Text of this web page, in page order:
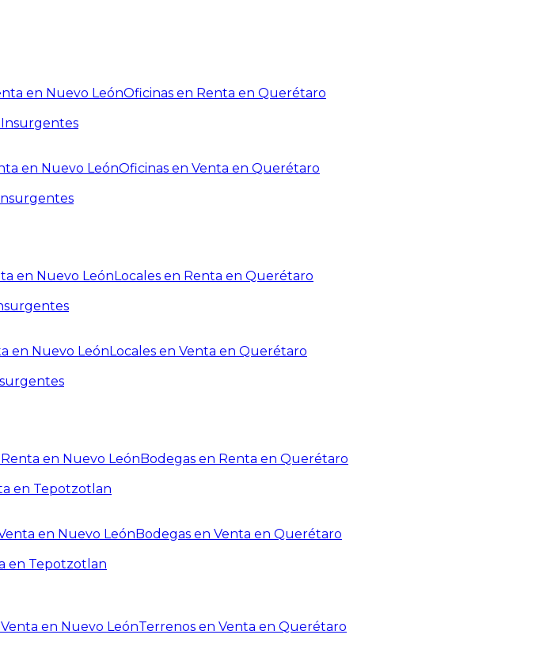
en Nuevo LeónOficinas en Renta en Querétaro
en Nuevo LeónOficinas en Venta en Querétaro
en Nuevo LeónLocales en Renta en Querétaro
en Nuevo LeónLocales en Venta en Querétaro
en Nuevo LeónBodegas en Renta en Querétaro
en Tepotzotlan
en Nuevo LeónBodegas en Venta en Querétaro
en Tepotzotlan
en Nuevo LeónTerrenos en Venta en Querétaro